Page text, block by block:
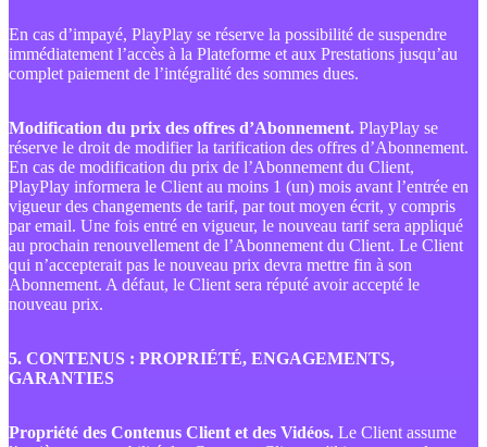
En cas d’impayé, PlayPlay se réserve la possibilité de suspendre
immédiatement l’accès à la Plateforme et aux Prestations jusqu’au
complet paiement de l’intégralité des sommes dues.
Modification du prix des offres d’Abonnement. PlayPlay se
réserve le droit de modifier la tarification des offres d’Abonnement.
En cas de modification du prix de l’Abonnement du Client,
PlayPlay informera le Client au moins 1 (un) mois avant l’entrée en
vigueur des changements de tarif, par tout moyen écrit, y compris
par email. Une fois entré en vigueur, le nouveau tarif sera appliqué
au prochain renouvellement de l’Abonnement du Client. Le Client
qui n’accepterait pas le nouveau prix devra mettre fin à son
Abonnement. A défaut, le Client sera réputé avoir accepté le
nouveau prix.
5. CONTENUS : PROPRIÉTÉ, ENGAGEMENTS,
GARANTIES
Propriété des Contenus Client et des Vidéos. Le Client assume